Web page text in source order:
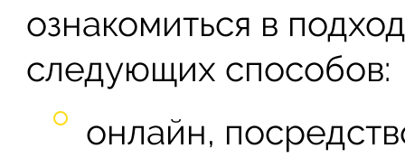
ознакомиться в
следующих способов:
онлайн,